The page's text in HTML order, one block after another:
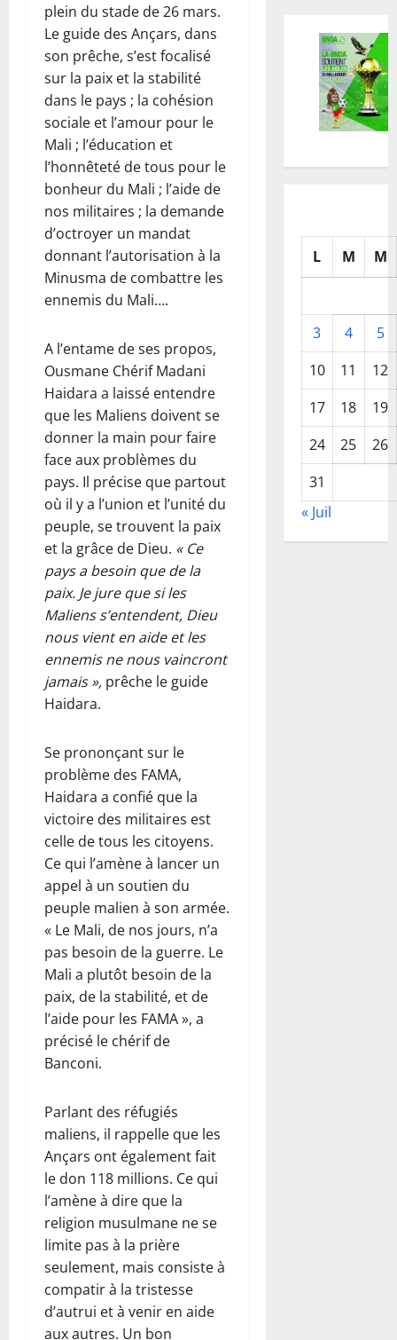
plein du stade de 26 mars.
Le guide des Ançars, dans
son prêche, s’est focalisé
sur la paix et la stabilité
dans le pays ; la cohésion
sociale et l’amour pour le
Mali ; l’éducation et
l’honnêteté de tous pour le
bonheur du Mali ; l’aide de
nos militaires ; la demande
d’octroyer un mandat
donnant l’autorisation à la
Minusma de combattre les
ennemis du Mali….
A l’entame de ses propos,
Ousmane Chérif Madani
Haidara a laissé entendre
que les Maliens doivent se
donner la main pour faire
face aux problèmes du
pays. Il précise que partout
où il y a l’union et l’unité du
peuple, se trouvent la paix
et la grâce de Dieu. « Ce
pays a besoin que de la
paix. Je jure que si les
Maliens s’entendent, Dieu
nous vient en aide et les
ennemis ne nous vaincront
jamais », prêche le guide
Haidara.
Se prononçant sur le
problème des FAMA,
Haidara a confié que la
victoire des militaires est
celle de tous les citoyens.
Ce qui l’amène à lancer un
appel à un soutien du
peuple malien à son armée.
« Le Mali, de nos jours, n’a
pas besoin de la guerre. Le
Mali a plutôt besoin de la
paix, de la stabilité, et de
l’aide pour les FAMA », a
précisé le chérif de
Banconi.
Parlant des réfugiés
maliens, il rappelle que les
Ançars ont également fait
le don 118 millions. Ce qui
l’amène à dire que la
religion musulmane ne se
limite pas à la prière
seulement, mais consiste à
compatir à la tristesse
d’autrui et à venir en aide
aux autres. Un bon
L M M
3 4
5
10
11
12
17
18
19
24
25
26
31
« Juil